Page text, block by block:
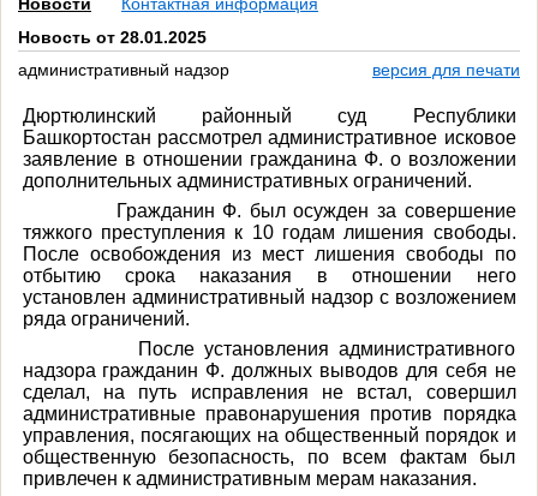
Новости
Контактная информация
Новость от 28.01.2025
административный надзор
версия для печати
Дюртюлинский районный суд Республики
Башкортостан рассмотрел административное исковое
заявление в отношении гражданина Ф. о возложении
дополнительных административных ограничений.
Гражданин Ф. был осужден за совершение
тяжкого преступления к 10 годам лишения свободы.
После освобождения из мест лишения свободы по
отбытию срока наказания в отношении него
установлен административный надзор с возложением
ряда ограничений.
После установления административного
надзора гражданин Ф. должных выводов для себя не
сделал, на путь исправления не встал, совершил
административные правонарушения против порядка
управления, посягающих на общественный порядок и
общественную безопасность, по всем фактам был
привлечен к административным мерам наказания.